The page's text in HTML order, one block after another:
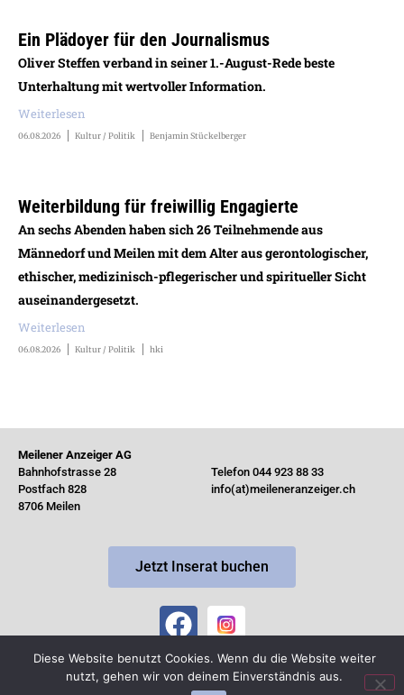
Ein Plädoyer für den Journalismus
Oliver Steffen verband in seiner 1.-August-Rede beste
Unterhaltung mit wertvoller Information.
Weiterlesen
06.08.2026 Kultur / Politik Benjamin Stückelberger
Weiterbildung für freiwillig Engagierte
An sechs Abenden haben sich 26 Teilnehmende aus
Männedorf und Meilen mit dem Alter aus gerontologischer,
ethischer, medizinisch-pflegerischer und spiritueller Sicht
auseinandergesetzt.
Weiterlesen
06.08.2026 Kultur / Politik hki
Meilener Anzeiger AG
Bahnhofstrasse 28
Postfach 828
8706 Meilen
Telefon 044 923 88 33
info(at)meileneranzeiger.ch
Jetzt Inserat buchen
© Copyright 2026 by MeilenerAnzeiger ·Impressum
Diese Website benutzt Cookies. Wenn du die Website weiter
nutzt, gehen wir von deinem Einverständnis aus.